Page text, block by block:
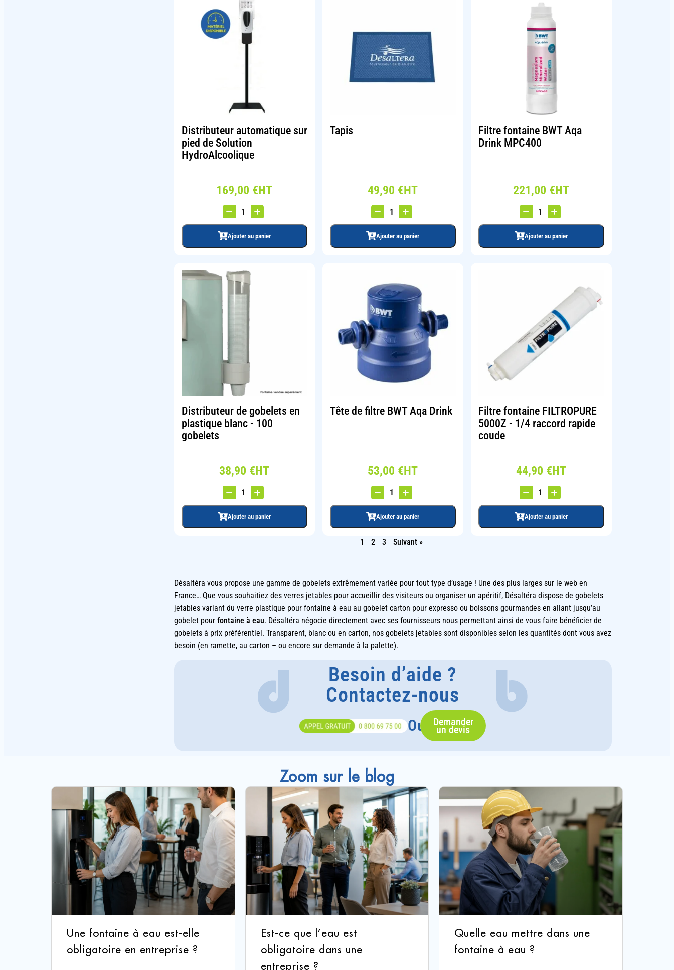
Distributeur automatique sur
pied de Solution
HydroAlcoolique
169,00 €HT
Ajouter au panier
Tapis
49,90 €HT
Ajouter au panier
Filtre fontaine BWT Aqa
Drink MPC400
221,00 €HT
Ajouter au panier
Distributeur de gobelets en
plastique blanc - 100
gobelets
38,90 €HT
Ajouter au panier
Tête de filtre BWT Aqa Drink
53,00 €HT
Ajouter au panier
Filtre fontaine FILTROPURE
5000Z - 1/4 raccord rapide
coude
44,90 €HT
Ajouter au panier
1 2 3 Suivant »
Désaltéra vous propose une gamme de gobelets extrêmement variée pour tout type d’usage ! Une des plus larges sur le web en
France… Que vous souhaitiez des verres jetables pour accueillir des visiteurs ou organiser un apéritif, Désaltéra dispose de gobelets
jetables variant du verre plastique pour fontaine à eau au gobelet carton pour expresso ou boissons gourmandes en allant jusqu’au
gobelet pour fontaine à eau. Désaltéra négocie directement avec ses fournisseurs nous permettant ainsi de vous faire bénéficier de
gobelets à prix préférentiel. Transparent, blanc ou en carton, nos gobelets jetables sont disponibles selon les quantités dont vous avez
besoin (en ramette, au carton – ou encore sur demande à la palette).
Besoin d’aide ?
Contactez-nous
Ou Demander
un devis
Zoom sur le blog
Une fontaine à eau est-elle
obligatoire en entreprise ?
Est-ce que l’eau est
obligatoire dans une
entreprise ?
Quelle eau mettre dans une
fontaine à eau ?